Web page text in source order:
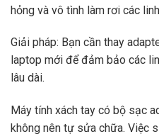
hỏng và vô tình làm rơi các
Giải pháp: Bạn cần thay
laptop mới để đảm bảo các
lâu dài.
Máy tính xách tay có bộ sạc
không nên tự sửa chữa. Việc